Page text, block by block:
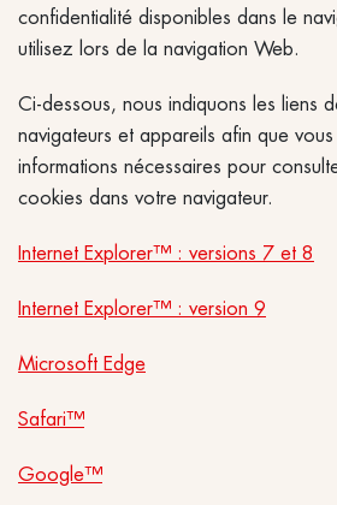
confidentialité disponibles dans le
utilisez lors de la navigation Web.
Ci-dessous, nous indiquons les liens
navigateurs et appareils afin que
informations nécessaires pour
cookies dans votre navigateur.
Internet Explorer™ : versions 7 et 8
Internet Explorer™ : version 9
Microsoft Edge
Safari™
Google™